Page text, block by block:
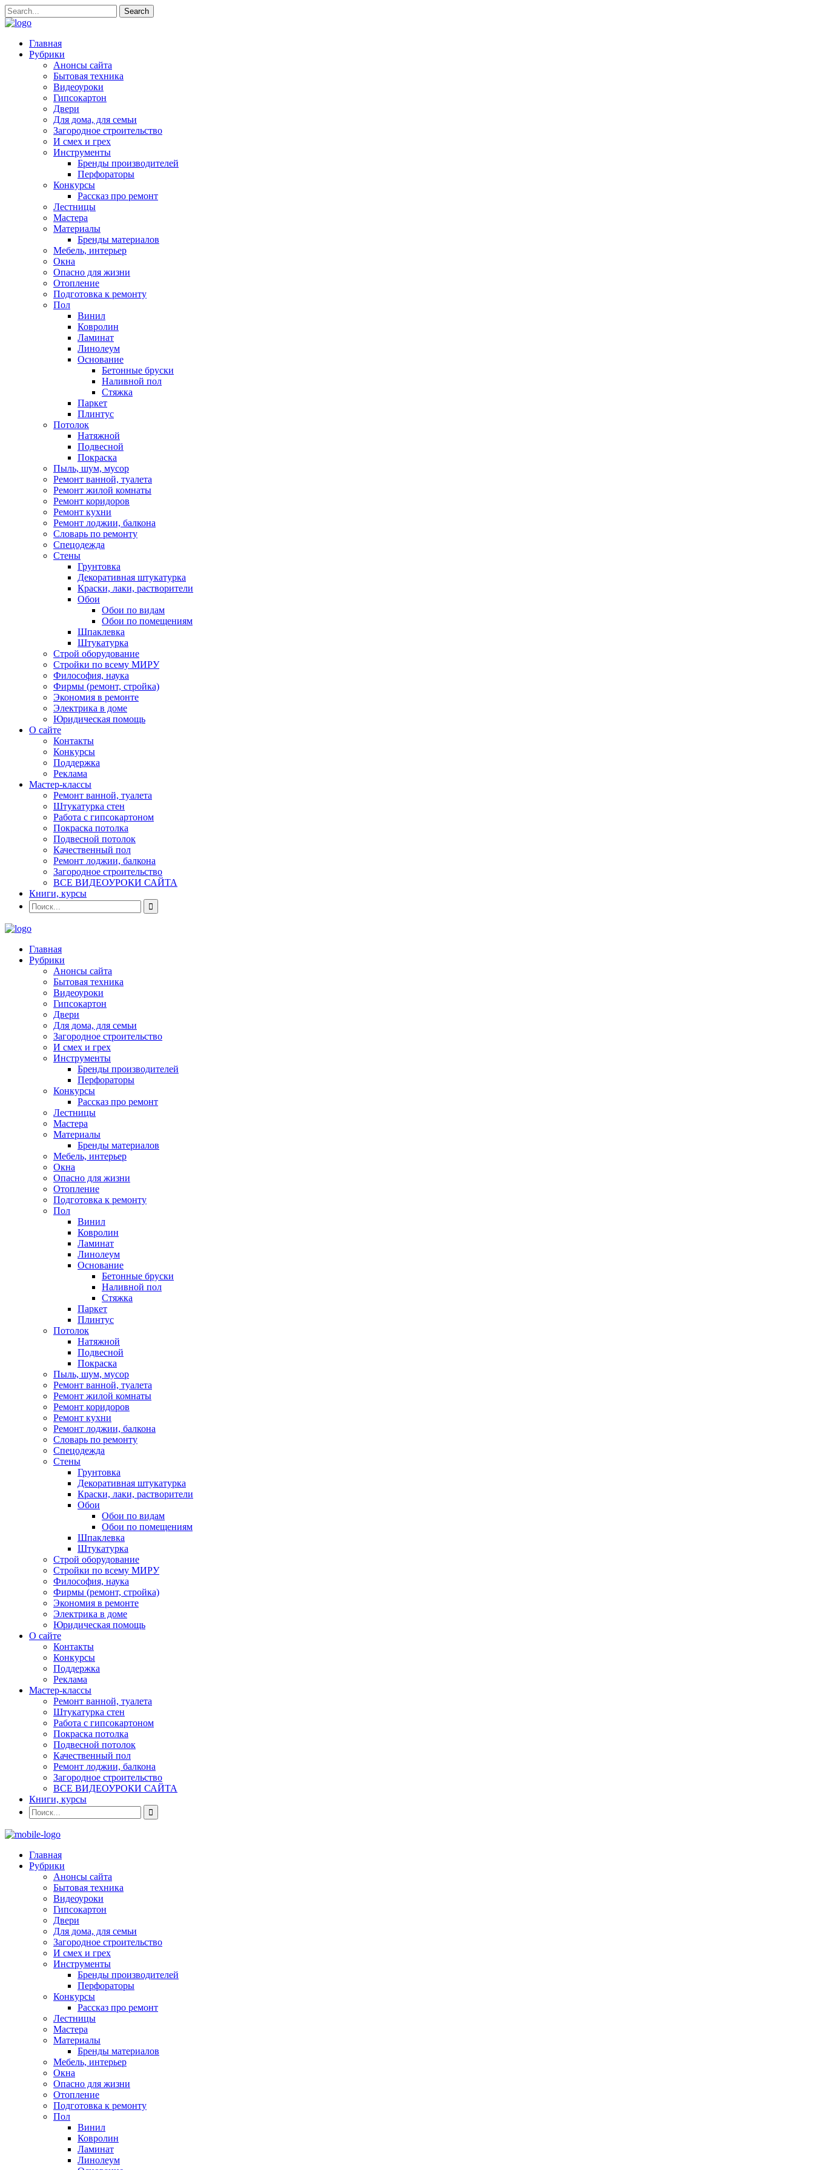
Главная
Рубрики
Анонсы сайта
Бытовая техника
Видеоуроки
Гипсокартон
Двери
Для дома, для семьи
Загородное строительство
И смех и грех
Инструменты
Бренды производителей
Перфораторы
Конкурсы
Рассказ про ремонт
Лестницы
Мастера
Материалы
Бренды материалов
Мебель, интерьер
Окна
Опасно для жизни
Отопление
Подготовка к ремонту
Пол
Винил
Ковролин
Ламинат
Линолеум
Основание
Бетонные бруски
Наливной пол
Стяжка
Паркет
Плинтус
Потолок
Натяжной
Подвесной
Покраска
Пыль, шум, мусор
Ремонт ванной, туалета
Ремонт жилой комнаты
Ремонт коридоров
Ремонт кухни
Ремонт лоджии, балкона
Словарь по ремонту
Спецодежда
Стены
Грунтовка
Декоративная штукатурка
Краски, лаки, растворители
Обои
Обои по видам
Обои по помещениям
Шпаклевка
Штукатурка
Строй оборудование
Стройки по всему МИРУ
Философия, наука
Фирмы (ремонт, стройка)
Экономия в ремонте
Электрика в доме
Юридическая помощь
О сайте
Контакты
Конкурсы
Поддержка
Реклама
Мастер-классы
Ремонт ванной, туалета
Штукатурка стен
Работа с гипсокартоном
Покраска потолка
Подвесной потолок
Качественный пол
Ремонт лоджии, балкона
Загородное строительство
ВСЕ ВИДЕОУРОКИ САЙТА
Книги, курсы
Главная
Рубрики
Анонсы сайта
Бытовая техника
Видеоуроки
Гипсокартон
Двери
Для дома, для семьи
Загородное строительство
И смех и грех
Инструменты
Бренды производителей
Перфораторы
Конкурсы
Рассказ про ремонт
Лестницы
Мастера
Материалы
Бренды материалов
Мебель, интерьер
Окна
Опасно для жизни
Отопление
Подготовка к ремонту
Пол
Винил
Ковролин
Ламинат
Линолеум
Основание
Бетонные бруски
Наливной пол
Стяжка
Паркет
Плинтус
Потолок
Натяжной
Подвесной
Покраска
Пыль, шум, мусор
Ремонт ванной, туалета
Ремонт жилой комнаты
Ремонт коридоров
Ремонт кухни
Ремонт лоджии, балкона
Словарь по ремонту
Спецодежда
Стены
Грунтовка
Декоративная штукатурка
Краски, лаки, растворители
Обои
Обои по видам
Обои по помещениям
Шпаклевка
Штукатурка
Строй оборудование
Стройки по всему МИРУ
Философия, наука
Фирмы (ремонт, стройка)
Экономия в ремонте
Электрика в доме
Юридическая помощь
О сайте
Контакты
Конкурсы
Поддержка
Реклама
Мастер-классы
Ремонт ванной, туалета
Штукатурка стен
Работа с гипсокартоном
Покраска потолка
Подвесной потолок
Качественный пол
Ремонт лоджии, балкона
Загородное строительство
ВСЕ ВИДЕОУРОКИ САЙТА
Книги, курсы
Главная
Рубрики
Анонсы сайта
Бытовая техника
Видеоуроки
Гипсокартон
Двери
Для дома, для семьи
Загородное строительство
И смех и грех
Инструменты
Бренды производителей
Перфораторы
Конкурсы
Рассказ про ремонт
Лестницы
Мастера
Материалы
Бренды материалов
Мебель, интерьер
Окна
Опасно для жизни
Отопление
Подготовка к ремонту
Пол
Винил
Ковролин
Ламинат
Линолеум